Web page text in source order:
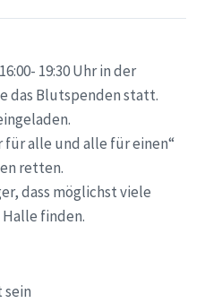
19:30 Uhr in der
das Blutspenden statt.
alle und alle für einen“
retten.
dass möglichst viele
Halle finden.
sein